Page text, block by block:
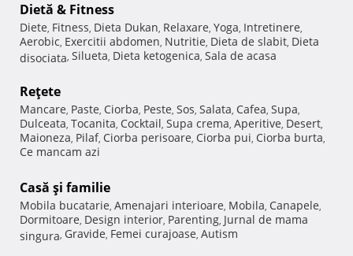
Dietă & Fitness
Diete, Fitness, Dieta Dukan, Relaxare, Yoga, Intretinere,
Aerobic, Exercitii abdomen, Nutritie, Dieta de slabit, Dieta
disociata, Silueta, Dieta ketogenica, Sala de acasa
Reţete
Mancare, Paste, Ciorba, Peste, Sos, Salata, Cafea, Supa,
Dulceata, Tocanita, Cocktail, Supa crema, Aperitive, Desert,
Maioneza, Pilaf, Ciorba perisoare, Ciorba pui, Ciorba burta,
Ce mancam azi
Casă şi familie
Mobila bucatarie, Amenajari interioare, Mobila, Canapele,
Dormitoare, Design interior, Parenting, Jurnal de mama
singura, Gravide, Femei curajoase, Autism